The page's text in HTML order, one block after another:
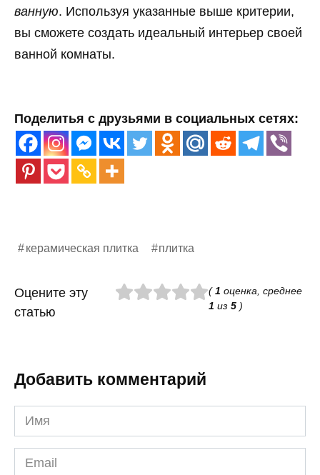
ванную. Используя указанные выше критерии,
вы сможете создать идеальный интерьер своей
ванной комнаты.
Поделитья с друзьями в социальных сетях:
керамическая плитка плитка
Оцените эту
статью
(1 оценка, среднее
1 из5 )
Добавить комментарий
Имя
*
Email